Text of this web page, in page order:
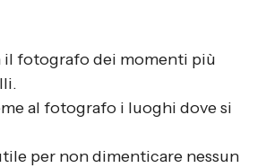
il fotografo dei momenti più
al fotografo i luoghi dove si
per non dimenticare nessun